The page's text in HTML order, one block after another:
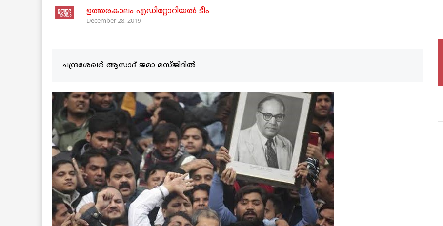
ഉത്തരകാലം എഡിറ്റോറിയല്‍ ടീം
December 28, 2019
ചന്ദ്രശേഖർ ആസാദ് ജമാ മസ്ജിദിൽ